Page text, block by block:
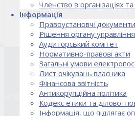
Членство в організаціях
Інформація
Правоустановчі документи
Рішення органу управління
Аудиторський комітет
Нормативно-правові акти
Загальні умови
Лист очікувань власника
Фінансова звітність
Антикорупційна політика
Кодекс етики та ділової
Інформація, що підлягає
НОВИНИ